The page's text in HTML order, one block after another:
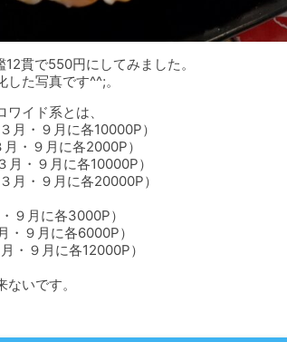
貫で550円にしてみました。
た写真です^^;。
イド系とは、
９月に各10000P）
月に各2000P）
10000P）
各20000P）
3000P）
6000P）
12000P）
いです。